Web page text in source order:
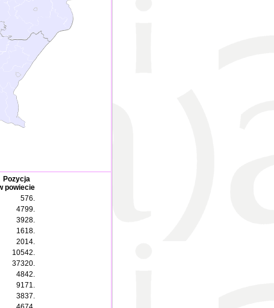
Pozycja
powiecie
576.
4799.
3928.
1618.
2014.
10542.
37320.
4842.
9171.
3837.